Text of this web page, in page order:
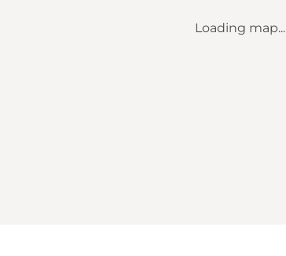
Loading map...